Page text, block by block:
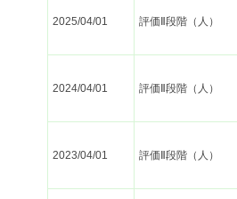
2025/04/01 評価Ⅱ段階（人）
2024/04/01 評価Ⅱ段階（人）
2023/04/01 評価Ⅱ段階（人）